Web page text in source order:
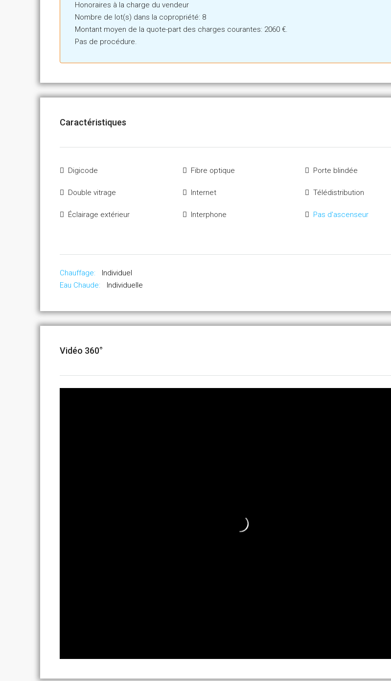
Honoraires à la charge du vendeur
Nombre de lot(s) dans la copropriété: 8
Montant moyen de la quote-part des charges courantes: 2060 €.
Pas de procédure.
Caractéristiques
Digicode
Double vitrage
Éclairage extérieur
Fibre optique
Internet
Interphone
Porte blindée
Télédistribution
Pas d'ascenseur
Chauffage:
Individuel
Eau Chaude:
Individuelle
Vidéo 360°